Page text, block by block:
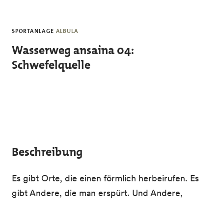
SPORTANLAGE ALBULA
Wasserweg ansaina 04:
Schwefelquelle
Beschreibung
Es gibt Orte, die einen förmlich herbeirufen. Es
gibt Andere, die man erspürt. Und Andere,